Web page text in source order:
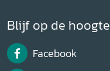
Blijf op de hoogte
Facebook